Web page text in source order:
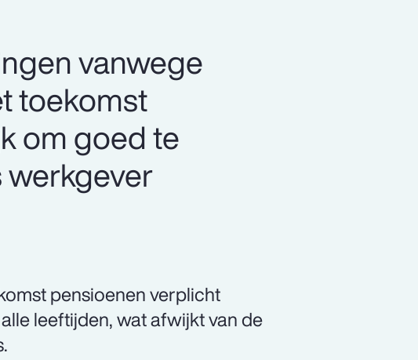
vanwege
toekomst
om goed te
werkgever
pensioenen verplicht
leeftijden, wat afwijkt van de